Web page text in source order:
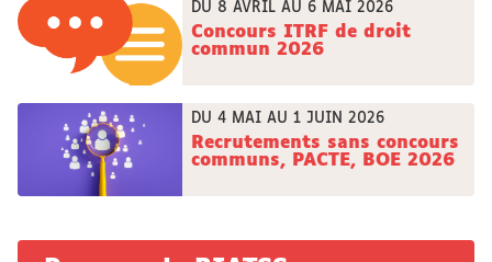
& Concours
DU 8 AVRIL AU 6 MAI 2026
Concours ITRF de droit
commun 2026
DU 4 MAI AU 1 JUIN 2026
Recrutements sans concours
communs, PACTE, BOE 2026